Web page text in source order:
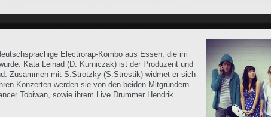
Electrorap-Kombo aus Essen, die im
Kata Leinad (D. Kurniczak) ist der Produzent und
Zusammen mit S.Strotzky (S.Strestik) widmet er sich
Konzerten werden sie von den beiden Mitgründern
Tobiwan, sowie ihrem Live Drummer Hendrik